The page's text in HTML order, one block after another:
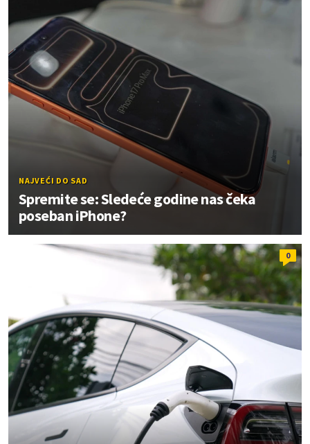
NAJVEĆI DO SAD
Spremite se: Sledeće godine nas čeka
poseban iPhone?
0